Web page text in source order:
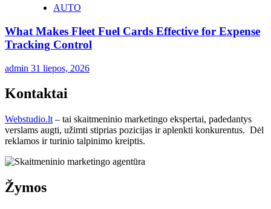
AUTO
What Makes Fleet Fuel Cards Effective for Expense
Tracking Control
admin 31 liepos, 2026
Kontaktai
Webstudio.lt – tai skaitmeninio marketingo ekspertai, padedantys
verslams augti, užimti stiprias pozicijas ir aplenkti konkurentus. Dėl
reklamos ir turinio talpinimo kreiptis.
Žymos